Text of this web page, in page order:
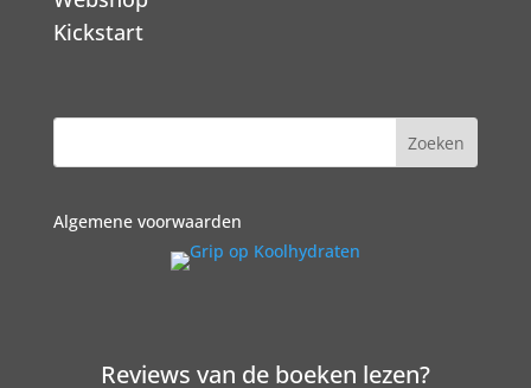
Kickstart
Algemene voorwaarden
Reviews van de boeken lezen?